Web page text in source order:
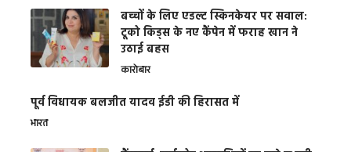
बच्चों के लिए एडल्ट स्किनकेयर पर सवाल:
टूको किड्स के नए कैंपेन में फराह खान ने
उठाई बहस
कारोबार
पूर्व विधायक बलजीत यादव ईडी की हिरासत में
भारत